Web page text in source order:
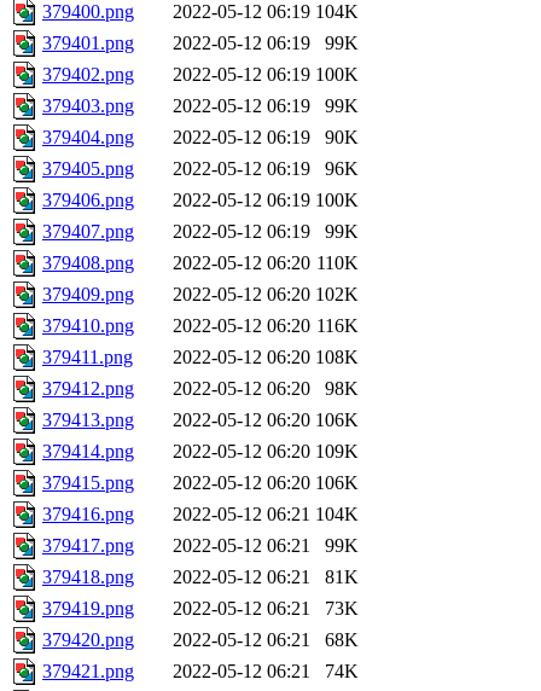
379400.png
2022-05-12 06:19 104K
379401.png
2022-05-12 06:19
99K
379402.png
2022-05-12 06:19 100K
379403.png
2022-05-12 06:19
99K
379404.png
2022-05-12 06:19
90K
379405.png
2022-05-12 06:19
96K
379406.png
2022-05-12 06:19 100K
379407.png
2022-05-12 06:19
99K
379408.png
2022-05-12 06:20 110K
379409.png
2022-05-12 06:20 102K
379410.png
2022-05-12 06:20 116K
379411.png
2022-05-12 06:20 108K
379412.png
2022-05-12 06:20
98K
379413.png
2022-05-12 06:20 106K
379414.png
2022-05-12 06:20 109K
379415.png
2022-05-12 06:20 106K
379416.png
2022-05-12 06:21 104K
379417.png
2022-05-12 06:21
99K
379418.png
2022-05-12 06:21
81K
379419.png
2022-05-12 06:21
73K
379420.png
2022-05-12 06:21
68K
379421.png
2022-05-12 06:21
74K